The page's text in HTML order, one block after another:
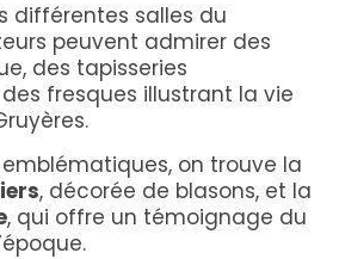
différentes salles du
peuvent admirer des
des tapisseries
fresques illustrant la vie
on trouve la
, décorée de blasons, et la
, qui offre un témoignage du